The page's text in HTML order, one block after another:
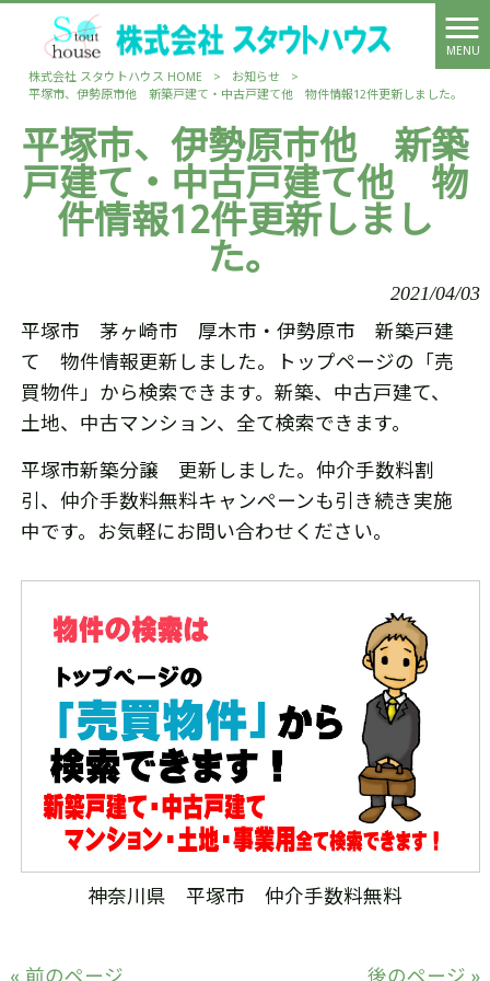
MENU
株式会社 スタウトハウス HOME
> お知らせ
>
平塚市、伊勢原市他 新築戸建て・中古戸建て他 物件情報12件更新しました。
平塚市、伊勢原市他 新築
戸建て・中古戸建て他 物
件情報12件更新しまし
た。
2021/04/03
平塚市 茅ヶ崎市 厚木市・伊勢原市 新築戸建
て 物件情報更新しました。トップページの「売
買物件」から検索できます。新築、中古戸建て、
土地、中古マンション、全て検索できます。
平塚市新築分譲 更新しました。仲介手数料割
引、仲介手数料無料キャンペーンも引き続き実施
中です。お気軽にお問い合わせください。
神奈川県 平塚市 仲介手数料無料